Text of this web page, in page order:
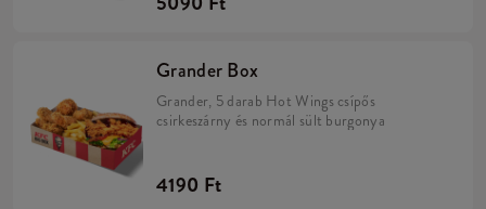
Grander Box
Grander, 5 darab Hot Wings csípős
csirkeszárny és normál sült burgonya
4190 Ft